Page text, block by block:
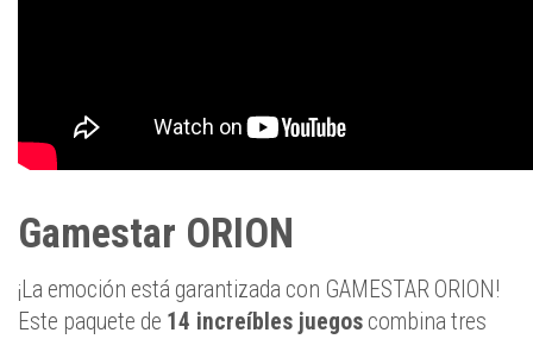
Gamestar ORION
¡La emoción está garantizada con GAMESTAR ORION!
Este paquete de 14 increíbles juegos combina tres